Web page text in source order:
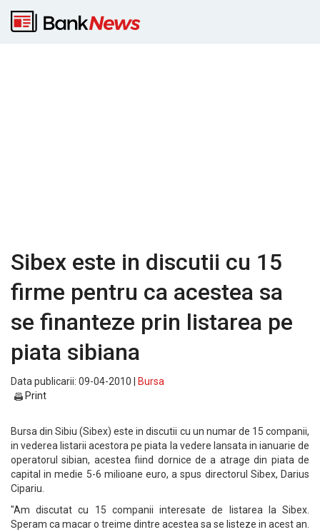
Sibex este in discutii cu 15
firme pentru ca acestea sa
se finanteze prin listarea pe
piata sibiana
Data publicarii: 09-04-2010 |
Bursa
Print
Bursa din Sibiu (Sibex) este in discutii cu un numar de 15 companii,
in vederea listarii acestora pe piata la vedere lansata in ianuarie de
operatorul sibian, acestea fiind dornice de a atrage din piata de
capital in medie 5-6 milioane euro, a spus directorul Sibex, Darius
Cipariu.
"Am discutat cu 15 companii interesate de listarea la Sibex.
Speram ca macar o treime dintre acestea sa se listeze in acest an.